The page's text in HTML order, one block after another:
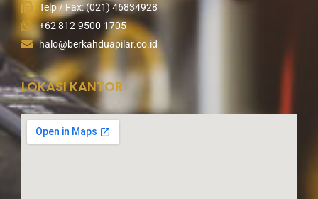
Telp / Fax: (021) 46834928
+62 812-9500-1705
halo@berkahduapilar.co.id
LOKASI KANTOR